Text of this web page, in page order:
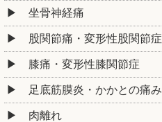
坐骨神経痛
股関節痛・変形性股関節症
膝痛・変形性膝関節症
足底筋膜炎・かかとの痛み
肉離れ